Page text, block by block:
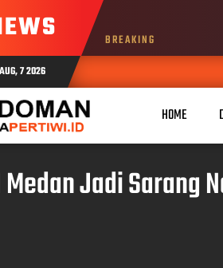
BREAKING
AUG, 7 2026
HOME
Jadi Sarang